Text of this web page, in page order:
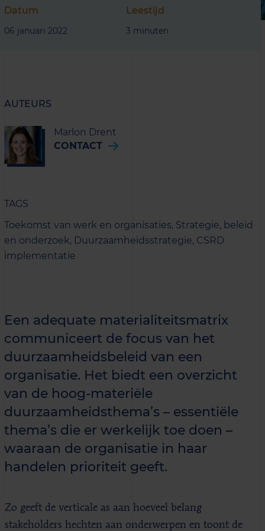
Datum
06 januari 2022
Leestijd
3 minuten
AUTEURS
Marlon Drent
CONTACT
TAGS
Toekomst van werk en organisaties, Strategie, beleid
en onderzoek, Duurzaamheids­strategie, CSRD
implementatie
Een adequate materialiteitsmatrix
communiceert de focus van het
duurzaamheidsbeleid van een
organisatie. Het biedt een overzicht
van de hoog-materiële
duurzaamheidsthema’s – essentiële
thema’s die er werkelijk toe doen –
waaraan de organisatie in haar
handelen prioriteit geeft.
Zo geeft de verticale as aan hoeveel belang
stakeholders hechten aan onderwerpen en toont de